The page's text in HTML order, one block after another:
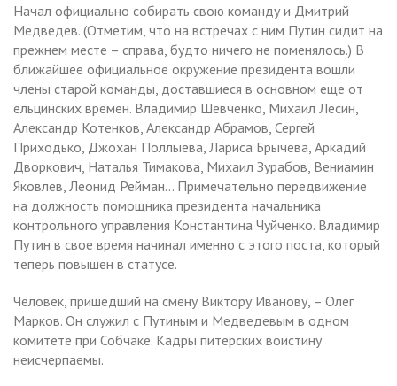
Начал официально собирать свою команду и Дмитрий
Медведев. (Отметим, что на встречах с ним Путин сидит на
прежнем месте – справа, будто ничего не поменялось.) В
ближайшее официальное окружение президента вошли
члены старой команды, доставшиеся в основном еще от
ельцинских времен. Владимир Шевченко, Михаил Лесин,
Александр Котенков, Александр Абрамов, Сергей
Приходько, Джохан Поллыева, Лариса Брычева, Аркадий
Дворкович, Наталья Тимакова, Михаил Зурабов, Вениамин
Яковлев, Леонид Рейман… Примечательно передвижение
на должность помощника президента начальника
контрольного управления Константина Чуйченко. Владимир
Путин в свое время начинал именно с этого поста, который
теперь повышен в статусе.
Человек, пришедший на смену Виктору Иванову, – Олег
Марков. Он служил с Путиным и Медведевым в одном
комитете при Собчаке. Кадры питерских воистину
неисчерпаемы.